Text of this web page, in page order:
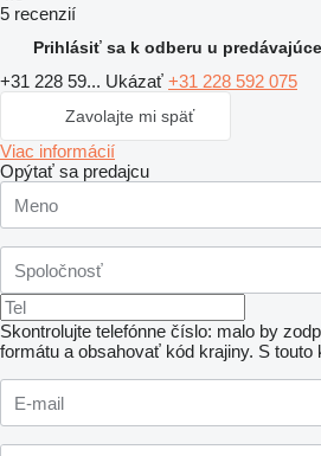
5 recenzií
Prihlásiť sa k odberu u
+31 228 59... Ukázať +31 228 592 075
Zavolajte mi späť
Viac informácií
Opýtať sa predajcu
Skontrolujte telefónne číslo: malo by
formátu a obsahovať kód krajiny. S touto